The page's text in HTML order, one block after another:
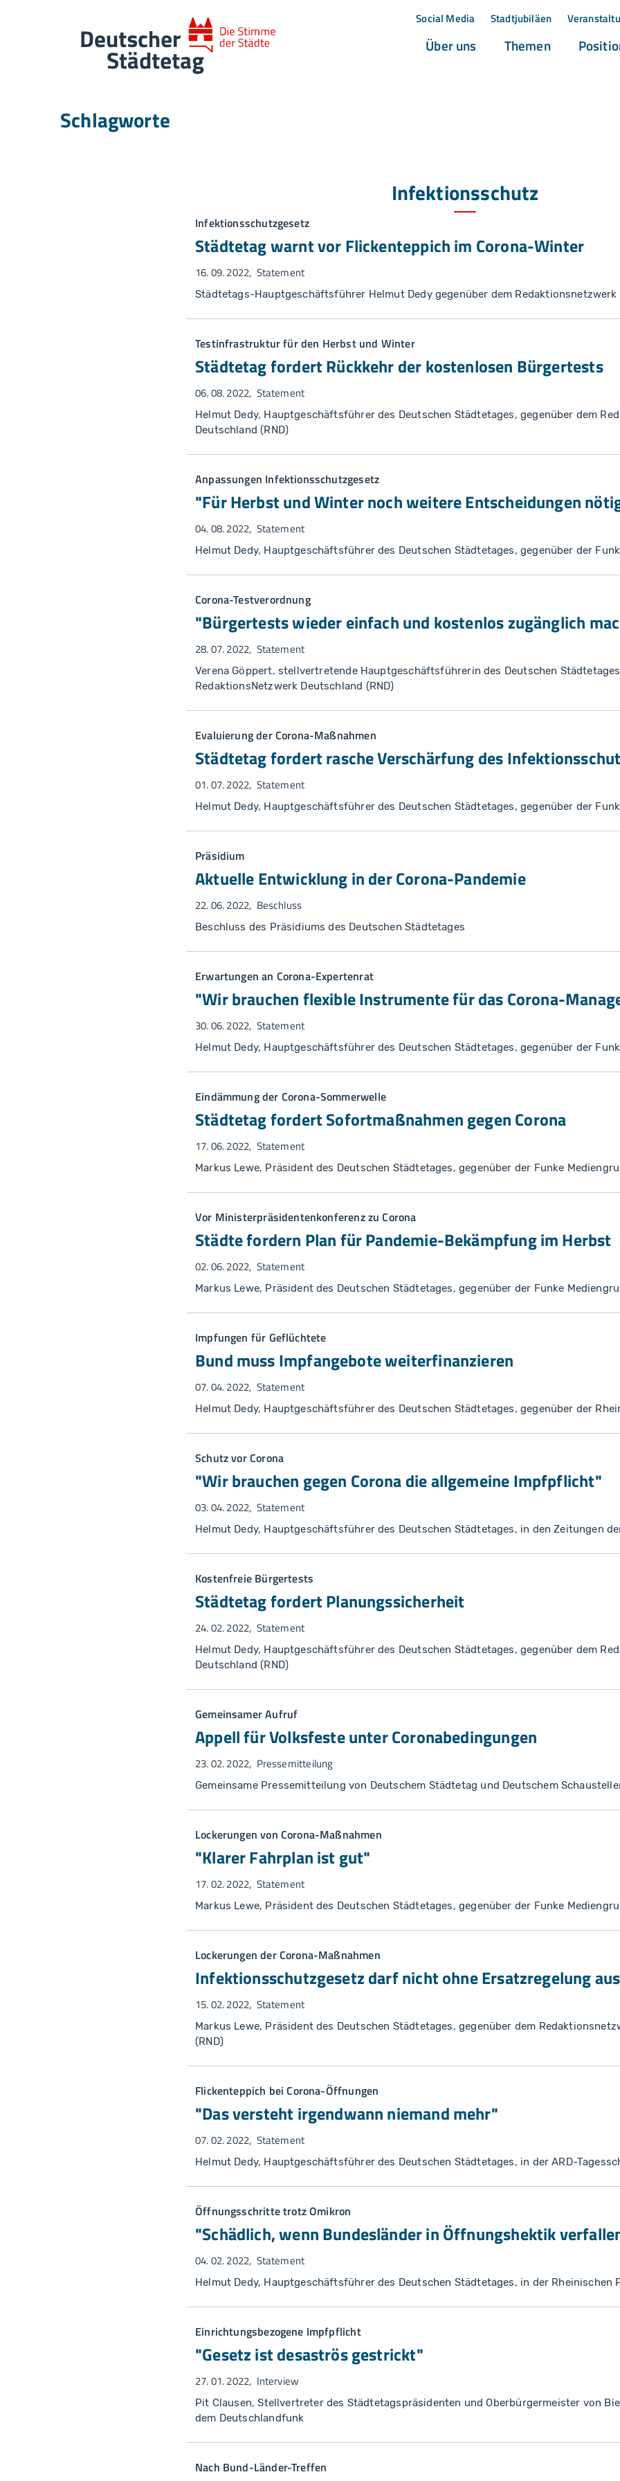
Social Media Stadtjubiläen
Über uns(current)Themen(current)
Schlagworte
Infektionsschutz
Infektionsschutzgesetz
Städtetag warnt vor Flickenteppich im Corona-Winter
16. 09. 2022 Statement
Städtetags-Hauptgeschäftsführer Helmut Dedy gegenüber dem Redaktionsnetzwerk
Testinfrastruktur für den Herbst und Winter
Städtetag fordert Rückkehr der kostenlosen Bürgertests
06. 08. 2022 Statement
Helmut Dedy, Hauptgeschäftsführer des Deutschen Städtetages, gegenüber dem
Deutschland (RND)
Anpassungen Infektionsschutzgesetz
"Für Herbst und Winter noch weitere Entscheidungen
04. 08. 2022 Statement
Helmut Dedy, Hauptgeschäftsführer des Deutschen Städtetages, gegenüber der
Corona-Testverordnung
"Bürgertests wieder einfach und kostenlos zugänglich
28. 07. 2022 Statement
Verena Göppert, stellvertretende Hauptgeschäftsführerin des Deutschen
RedaktionsNetzwerk Deutschland (RND)
Evaluierung der Corona-Maßnahmen
Städtetag fordert rasche Verschärfung des
01. 07. 2022 Statement
Helmut Dedy, Hauptgeschäftsführer des Deutschen Städtetages, gegenüber der
Präsidium
Aktuelle Entwicklung in der Corona-Pandemie
22. 06. 2022 Beschluss
Beschluss des Präsidiums des Deutschen Städtetages
Erwartungen an Corona-Expertenrat
"Wir brauchen flexible Instrumente für das Corona-
30. 06. 2022 Statement
Helmut Dedy, Hauptgeschäftsführer des Deutschen Städtetages, gegenüber der
Eindämmung der Corona-Sommerwelle
Städtetag fordert Sofortmaßnahmen gegen Corona
17. 06. 2022 Statement
Markus Lewe, Präsident des Deutschen Städtetages, gegenüber der Funke
Vor Ministerpräsidentenkonferenz zu Corona
Städte fordern Plan für Pandemie-Bekämpfung im Herbst
02. 06. 2022 Statement
Markus Lewe, Präsident des Deutschen Städtetages, gegenüber der Funke
Impfungen für Geflüchtete
Bund muss Impfangebote weiterfinanzieren
07. 04. 2022 Statement
Helmut Dedy, Hauptgeschäftsführer des Deutschen Städtetages, gegenüber der
Schutz vor Corona
"Wir brauchen gegen Corona die allgemeine Impfpflicht"
03. 04. 2022 Statement
Helmut Dedy, Hauptgeschäftsführer des Deutschen Städtetages, in den Zeitungen
Kostenfreie Bürgertests
Städtetag fordert Planungssicherheit
24. 02. 2022 Statement
Helmut Dedy, Hauptgeschäftsführer des Deutschen Städtetages, gegenüber dem
Deutschland (RND)
Gemeinsamer Aufruf
Appell für Volksfeste unter Coronabedingungen
23. 02. 2022 Pressemitteilung
Gemeinsame Pressemitteilung von Deutschem Städtetag und Deutschem
Lockerungen von Corona-Maßnahmen
"Klarer Fahrplan ist gut"
17. 02. 2022 Statement
Markus Lewe, Präsident des Deutschen Städtetages, gegenüber der Funke
Lockerungen der Corona-Maßnahmen
Infektionsschutzgesetz darf nicht ohne Ersatzregelung
15. 02. 2022 Statement
Markus Lewe, Präsident des Deutschen Städtetages, gegenüber dem
(RND)
Flickenteppich bei Corona-Öffnungen
"Das versteht irgendwann niemand mehr"
07. 02. 2022 Statement
Helmut Dedy, Hauptgeschäftsführer des Deutschen Städtetages, in der ARD-
Öffnungsschritte trotz Omikron
"Schädlich, wenn Bundesländer in Öffnungshektik
04. 02. 2022 Statement
Helmut Dedy, Hauptgeschäftsführer des Deutschen Städtetages, in der Rheinischen
Einrichtungsbezogene Impfpflicht
"Gesetz ist desaströs gestrickt"
27. 01. 2022 Interview
Pit Clausen, Stellvertreter des Städtetagspräsidenten und Oberbürgermeister von
dem Deutschlandfunk
Nach Bund-Länder-Treffen